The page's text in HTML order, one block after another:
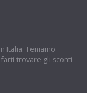
Italia. Teniamo
trovare gli sconti